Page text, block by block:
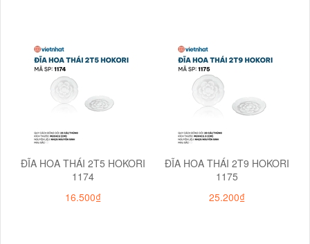
ĐĨA HOA THÁI 2T5 HOKORI
1174
16.500₫
ĐĨA HOA THÁI 2T9 HOKORI
1175
25.200₫